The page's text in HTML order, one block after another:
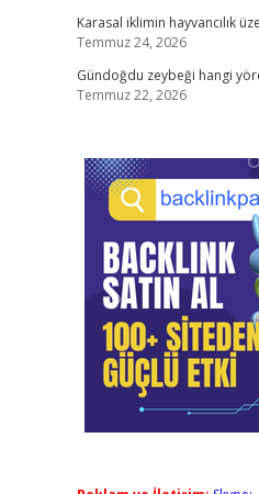
Karasal iklimin hayvancılık
Temmuz 24, 2026
Gündoğdu zeybeği hangi
Temmuz 22, 2026